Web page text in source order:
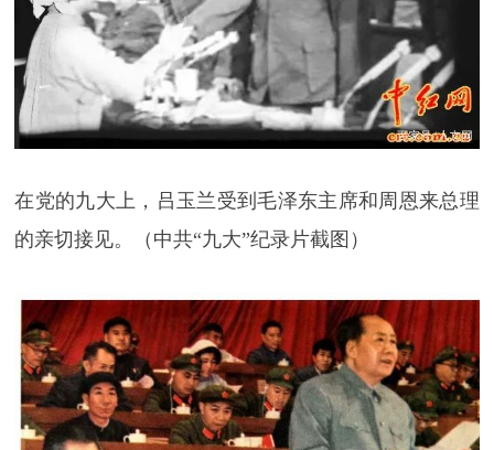
在党的九大上，吕玉兰受到毛泽东主席和周恩来总理
的亲切接见。（中共“九大”纪录片截图）